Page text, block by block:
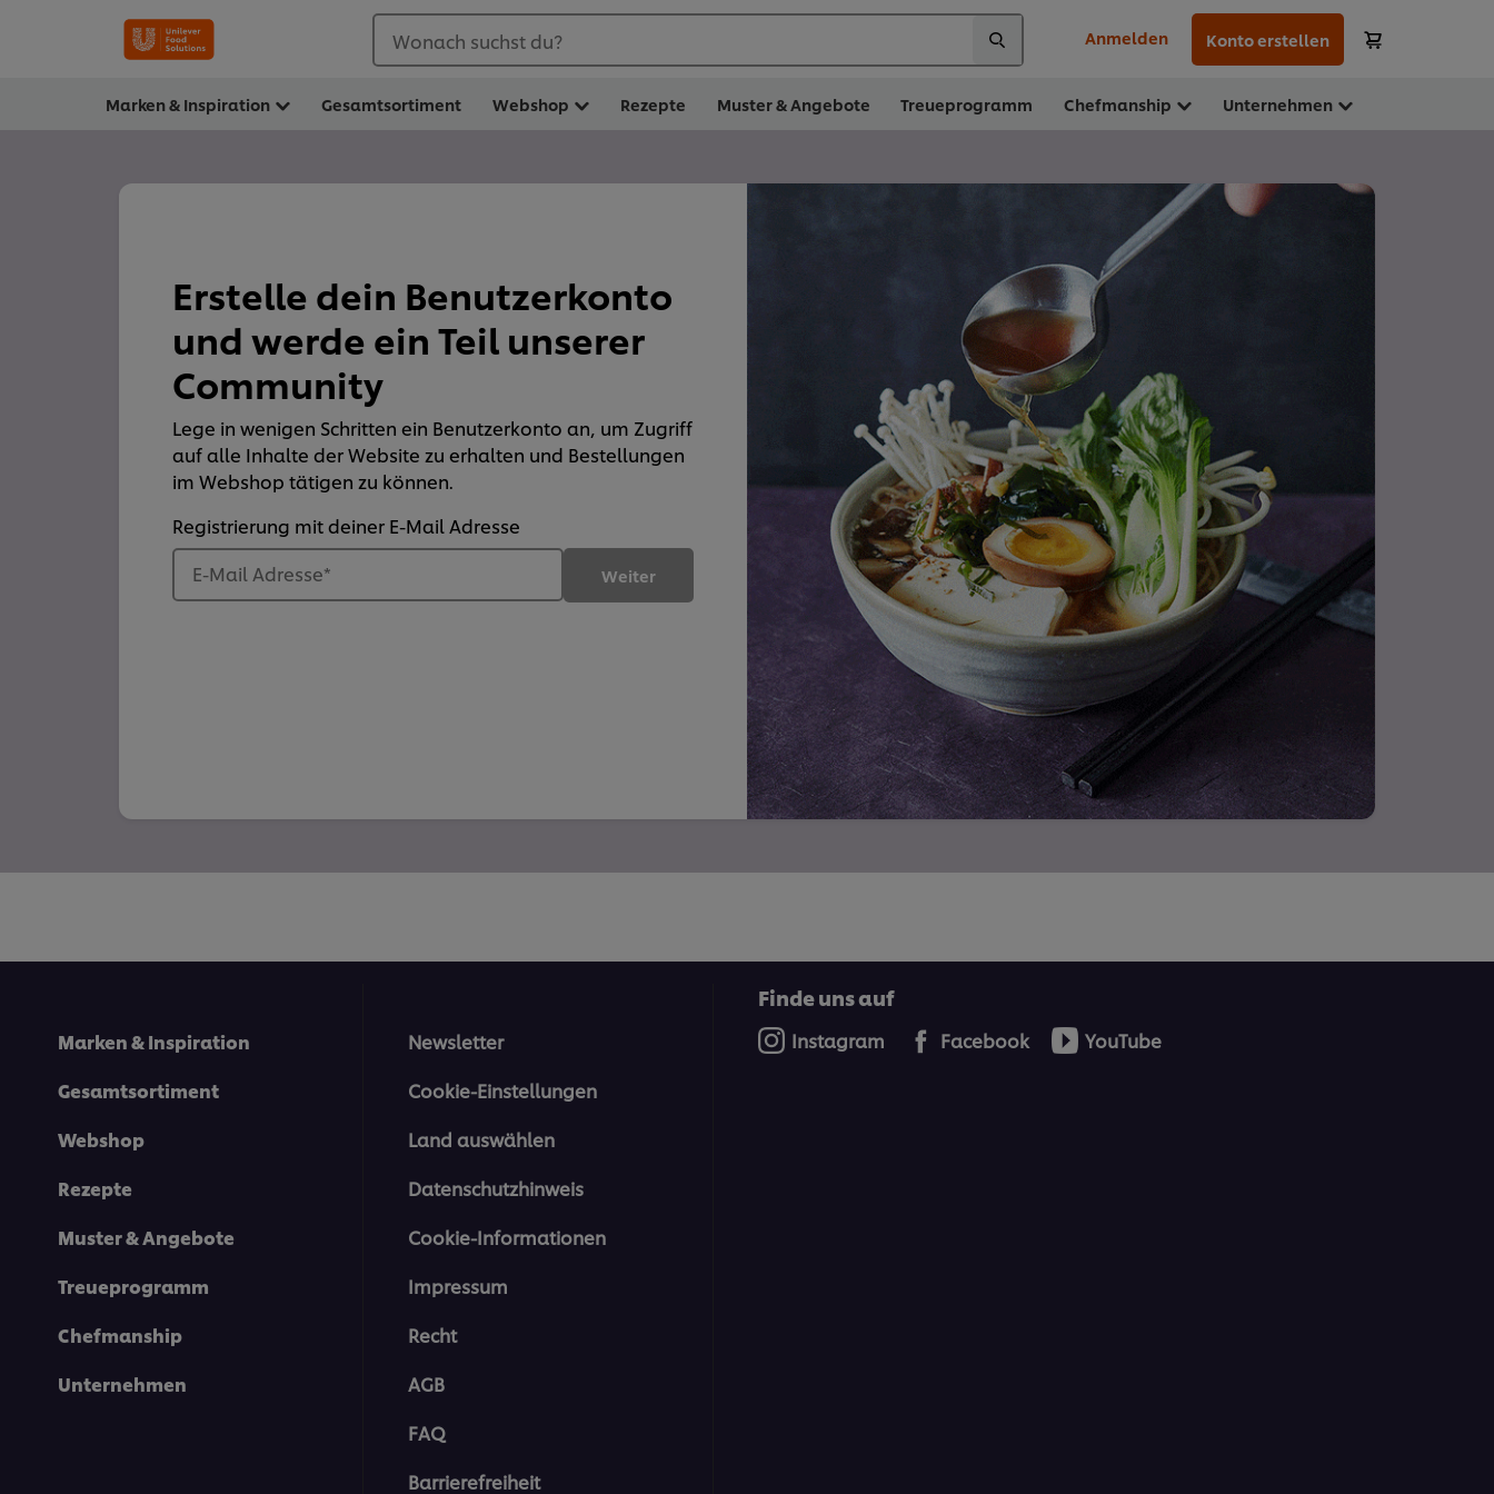
Wonach suchst du? Anmelden Konto erstellen
Marken & Inspiration Gesamtsortiment Webshop Rezepte Muster & Angebote Treueprogramm Chefmanship Unternehmen
Erstelle dein Benutzerkonto
und werde ein Teil unserer
Community
Lege in wenigen Schritten ein Benutzerkonto an, um Zugriff
auf alle Inhalte der Website zu erhalten und Bestellungen
im Webshop tätigen zu können.
Registrierung mit deiner E-Mail Adresse
E-Mail Adresse* Weiter
Marken & Inspiration
Gesamtsortiment
Webshop
Rezepte
Muster & Angebote
Treueprogramm
Chefmanship
Unternehmen
Newsletter
Cookie-Einstellungen
Land auswählen
Datenschutzhinweis
Cookie-Informationen
Impressum
Recht
AGB
FAQ
Barrierefreiheit
Finde uns auf
Instagram Facebook YouTube